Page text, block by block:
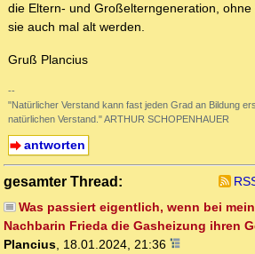
die Eltern- und Großelterngeneration,
sie auch mal alt werden.
Gruß Plancius
--
"Natürlicher Verstand kann fast jeden Grad an Bildung
natürlichen Verstand." ARTHUR SCHOPENHAUER
antworten
gesamter Thread:
Was passiert eigentlich, wenn bei
Nachbarin Frieda die Gasheizung ihren
Plancius, 18.01.2024, 21:36